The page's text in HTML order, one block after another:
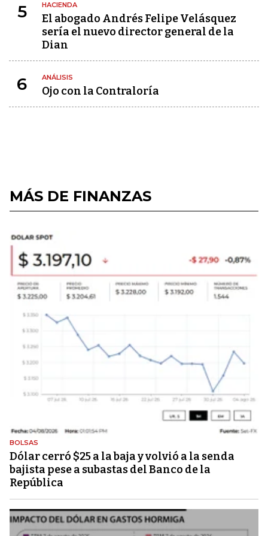
5 HACIENDA
El abogado Andrés Felipe Velásquez
sería el nuevo director general de la
Dian
6 ANÁLISIS
Ojo con la Contraloría
MÁS DE FINANZAS
BOLSAS
Dólar cerró $25 a la baja y volvió a la senda
bajista pese a subastas del Banco de la
República